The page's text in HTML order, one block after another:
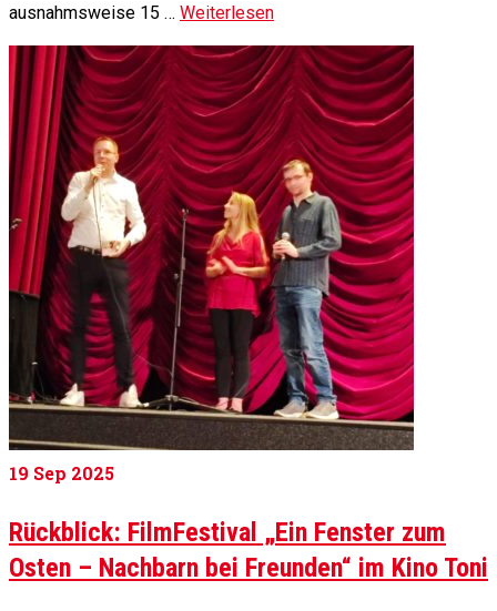
ausnahmsweise 15 … Weiterlesen
19 Sep 2025
Rückblick: FilmFestival „Ein Fenster zum
Osten – Nachbarn bei Freunden“ im Kino Toni